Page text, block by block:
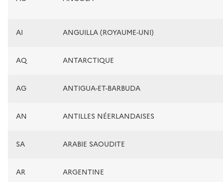
AI ANGUILLA (ROYAUME-UNI)
AQ ANTARCTIQUE
AG ANTIGUA-ET-BARBUDA
AN ANTILLES NÉERLANDAISES
SA ARABIE SAOUDITE
AR ARGENTINE